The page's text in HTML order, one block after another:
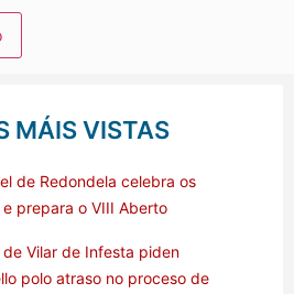
MÁIS VISTAS
de Redondela celebra os
prepara o VIII Aberto
Vilar de Infesta piden
polo atraso no proceso de